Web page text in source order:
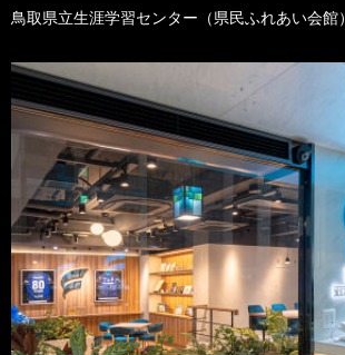
鳥取県立生涯学習センター（県民ふれあい会館）